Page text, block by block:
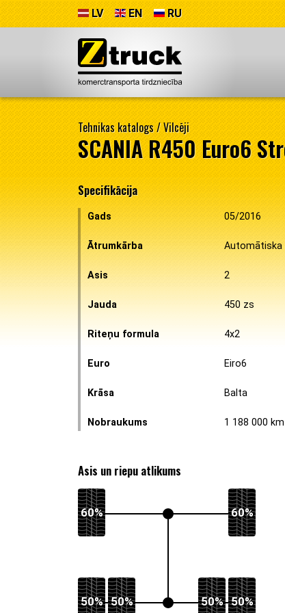
LV EN RU
Tehnikas katalogs/Vilcēji
SCANIA R450 Euro6
Specifikācija
Gads 05/2016
Ātrumkārba Automātiska
Asis 2
Jauda 450 zs
Riteņu formula 4x2
Euro Eiro6
Krāsa Balta
Nobraukums 1 188 000 km
Asis un riepu atlikums
60% 60%
50% 50% 50% 50%